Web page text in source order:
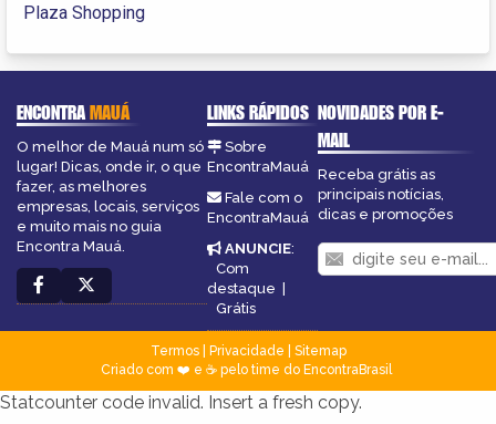
Plaza Shopping
ENCONTRAMAUÁ
O melhor de Mauá num só
lugar! Dicas, onde ir, o que
fazer, as melhores
empresas, locais, serviços
e muito mais no guia
Encontra Mauá.
LINKS RÁPIDOS
Sobre
EncontraMauá
Fale com o
EncontraMauá
ANUNCIE:
Com
destaque |
Grátis
NOVIDADES POR E-
MAIL
Receba grátis as
principais notícias,
dicas e promoções
Termos| Privacidade
Sitemap
Criado com ❤️ e ☕ pelo time do EncontraBrasil
Statcounter code invalid. Insert a fresh copy.